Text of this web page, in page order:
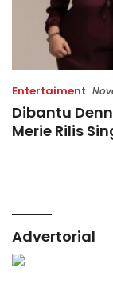
Entertaiment
Dibantu
Merie Rilis
Advertorial